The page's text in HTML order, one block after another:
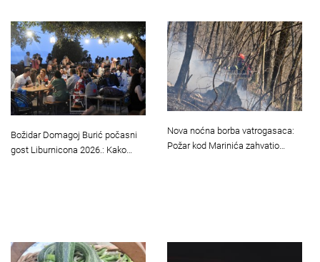
Božidar Domagoj Burić počasni
gost Liburnicona 2026.: Kako…
Nova noćna borba vatrogasaca:
Požar kod Marinića zahvatio…